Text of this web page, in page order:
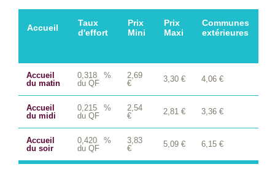
Accueil
Taux
d'effort
Prix
Mini
Prix
Maxi
Communes
extérieures
Accueil
du matin
0,318 %
du QF
2,69
€
3,30 € 4,06 €
Accueil
du midi
0,215 %
du QF
2,54
€
2,81 € 3,36 €
Accueil
du soir
0,420 %
du QF
3,83
€
5,09 € 6,15 €